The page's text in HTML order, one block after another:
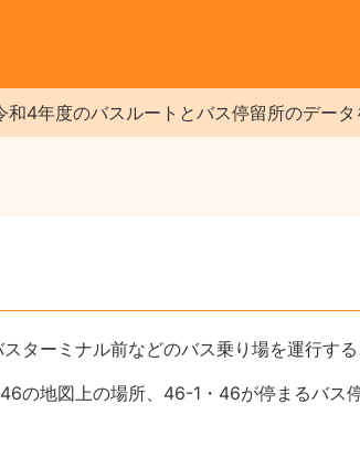
4年度のバスルートとバス停留所のデータ
ターミナル前などのバス乗り場を運行する
の地図上の場所、46-1・46が停まるバス